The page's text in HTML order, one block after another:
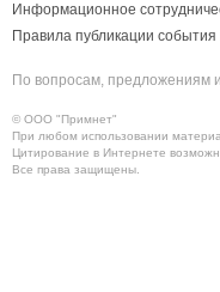
Информационное
Правила публикации
По вопросам, предложениям
© ООО "Примнет"
При любом использовании
Цитирование в Интернете
Все права защищены.